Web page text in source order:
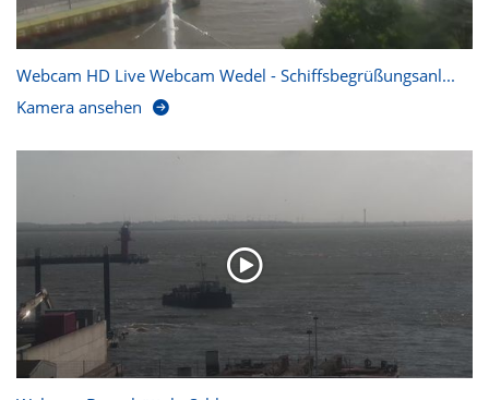
Webcam HD Live Webcam Wedel - Schiffsbegrüßungsanl...
Kamera ansehen